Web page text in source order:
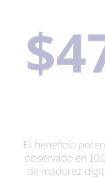
El beneficio
observado en
de madurez